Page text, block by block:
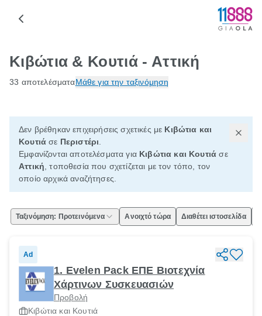
Κιβώτια & Κουτιά - Αττική
33 αποτελέσματαΜάθε για την ταξινόμηση
Δεν βρέθηκαν επιχειρήσεις σχετικές με Κιβώτια και
Κουτιά σε Περιστέρι
Εμφανίζονται αποτελέσματα για Κιβώτια και Κουτιά σε
Αττική , τοποθεσία που σχετίζεται με τον τόπο, τον
οποίο αρχικά αναζήτησες.
Ταξινόμηση: Προτεινόμενα Ανοιχτό τώρα Διαθέτει ιστοσελίδα
Ad
1. Evelen Pack ΕΠΕ Βιοτεχνία
Χάρτινων Συσκευασιών
Προβολή
Κιβώτια και Κουτιά